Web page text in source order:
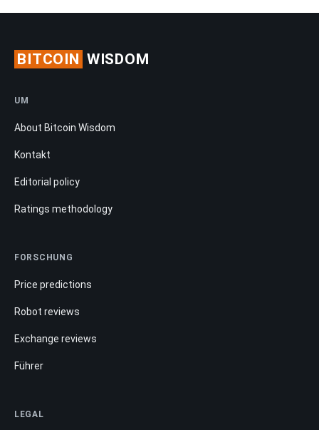
BITCOIN WISDOM
UM
About Bitcoin Wisdom
Kontakt
Editorial policy
Ratings methodology
FORSCHUNG
Price predictions
Robot reviews
Exchange reviews
Führer
LEGAL